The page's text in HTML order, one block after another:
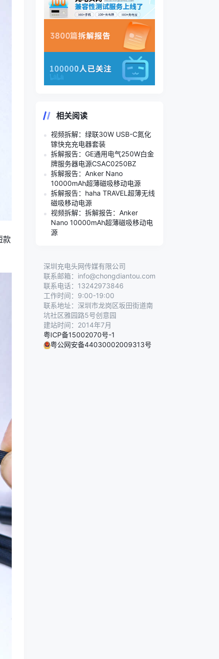
款
相关阅读
视频拆解：绿联30W USB-C氮化
镓快充充电器套装
拆解报告：GE通用电气250W白金
牌服务器电源CSAC0250BZ
拆解报告：Anker Nano
10000mAh超薄磁吸移动电源
拆解报告：haha TRAVEL超薄无线
磁吸移动电源
视频拆解：拆解报告：Anker
Nano 10000mAh超薄磁吸移动电
源
深圳充电头网传媒有限公司
联系邮箱：info@chongdiantou.com
联系电话：13242973846
工作时间：9:00-19:00
联系地址：深圳市龙岗区坂田街道南
坑社区雅园路5号创意园
建站时间：2014年7月
粤ICP备15002070号-1
粤公网安备44030002009313号